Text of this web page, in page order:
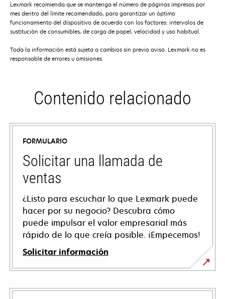
Lexmark recomienda que se mantenga el número de páginas impresas por
mes dentro del límite recomendado, para garantizar un óptimo
funcionamiento del dispositivo de acuerdo con los factores: intervalos de
sustitución de consumibles, de carga de papel, velocidad y uso habitual.
Toda la información está sujeta a cambios sin previo aviso. Lexmark no es
responsable de errores u omisiones.
Contenido relacionado
FORMULARIO
Solicitar una llamada de
ventas
¿Listo para escuchar lo que Lexmark puede
hacer por su negocio? Descubra cómo
puede impulsar el valor empresarial más
rápido de lo que creía posible. ¡Empecemos!
Solicitar información